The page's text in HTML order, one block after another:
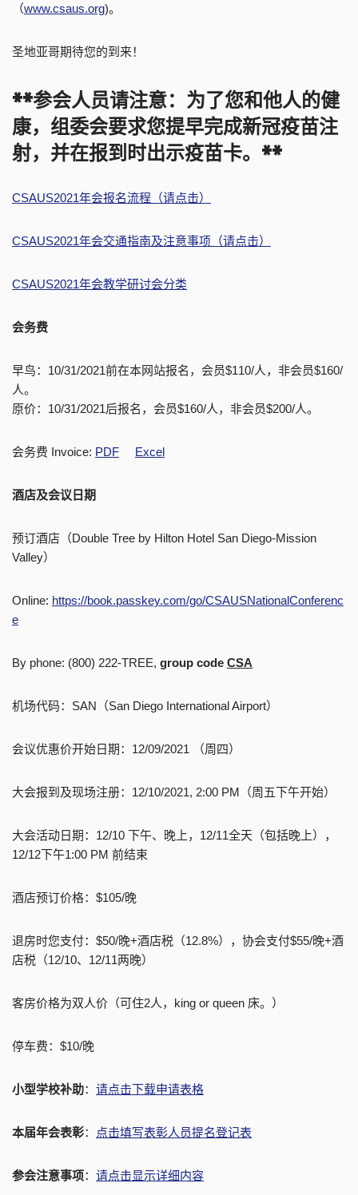
（www.csaus.org)。
圣地亚哥期待您的到来！
**参会人员请注意：为了您和他人的健
康，组委会要求您提早完成新冠疫苗注
射，并在报到时出示疫苗卡。**
CSAUS2021年会报名流程（请点击）
CSAUS2021年会交通指南及注意事项（请点击）
CSAUS2021年会教学研讨会分类
会务费
早鸟：10/31/2021前在本网站报名，会员$110/人，非会员$160/
人。
原价：10/31/2021后报名，会员$160/人，非会员$200/人。
会务费 Invoice: PDF Excel
酒店及会议日期
预订酒店（Double Tree by Hilton Hotel San Diego-Mission
Valley）
Online: https://book.passkey.com/go/CSAUSNationalConferenc
e
By phone: (800) 222-TREE, group code CSA
机场代码：SAN（San Diego International Airport）
会议优惠价开始日期：12/09/2021 （周四）
大会报到及现场注册：12/10/2021, 2:00 PM（周五下午开始）
大会活动日期：12/10 下午、晚上，12/11全天（包括晚上），
12/12下午1:00 PM 前结束
酒店预订价格：$105/晚
退房时您支付：$50/晚+酒店税（12.8%），协会支付$55/晚+酒
店税（12/10、12/11两晚）
客房价格为双人价（可住2人，king or queen 床。）
停车费：$10/晚
小型学校补助： 请点击下载申请表格
本届年会表彰： 点击填写表彰人员提名登记表
参会注意事项： 请点击显示详细内容